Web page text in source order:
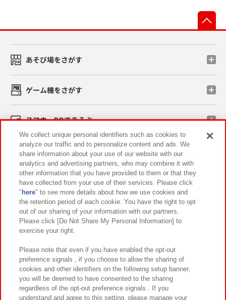
あそび場をさがす
ゲーム機をさがす
スマホ・PCであそぶ
イベント・キャンペーン
関連会社 サステナビリティ サイトポリシー
プライバシーポリシー ウェブアクセシビリティ方針と検証結果
お取引先さまとともに
カスタマーハラスメント対応方針 よくあるご質問・お問い合わせ
We collect unique personal identifiers such as cookies to
analyze our traffic and to personalize content and ads. We
share information about your use of our website with our
analytics and advertising partners, who may combine it with
other information that you have provided to them or that they
have collected from your use of their services. Please click
" here" to see more details about how we use cookies and
the retention period of each cookie. You have the right to opt
out of our sharing of your information with our partners.
Please click [Do Not Share My Personal Information] to
exercise your right.
Please note that even if you have enabled the opt-out
preference signals , if you choose to allow the sharing of
cookies and other identifiers on the following setup banner,
you will be deemed to have consented to the sharing
regardless of the opt-out preference signals . If you
understand and agree to this setting, please manage your